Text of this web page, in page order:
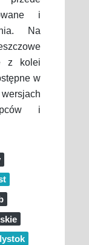
i
Na
z kolei
w
i